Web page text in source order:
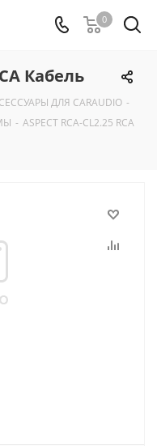
0
Кабель
ДЛЯ CARAUDIO -
- ASPECT RCA-CL2.25 RCA